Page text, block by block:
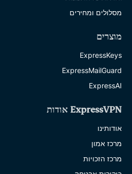
מסלולים ומחירים
מוצרים
ExpressKeys
ExpressMailGuard
ExpressAI
ExpressVPN אודות
אודותינו
מרכז אמון
מרכז הזכויות